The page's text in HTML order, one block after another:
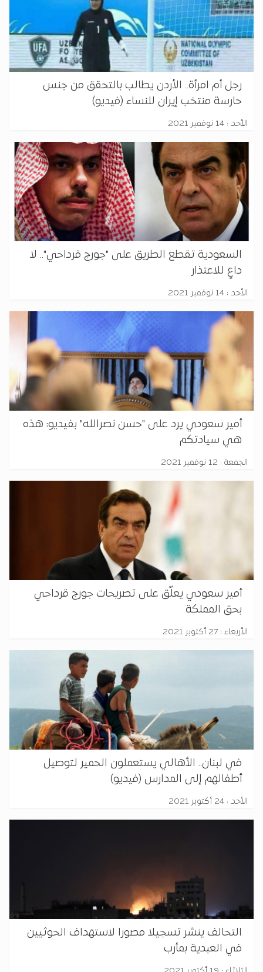
رجل أم امرأة.. الأردن يطالب بالتحقق من جنس
حارسة منتخب إيران للنساء (فيديو)
الأحد : 14 نوفمبر 2021
السعودية تقطع الطريق على "جورج قرداحي".. لا
داعٍ للاعتذار
الأحد : 14 نوفمبر 2021
أمير سعودي يرد على "حسن نصرالله" بفيديو: هذه
هي سيادتكم
الجمعة : 12 نوفمبر 2021
أمير سعودي يعلّق على تصريحات جورج قرداحي
بحق المملكة
الأربعاء : 27 أكتوبر 2021
في لبنان.. الأهالي يستعملون الحمير لتوصيل
أطفالهم إلى المدارس (فيديو)
الأحد : 24 أكتوبر 2021
التحالف ينشر تسجيلا مصورا لاستهداف الحوثيين
في العبدية بمأرب